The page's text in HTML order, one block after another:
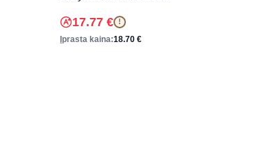
17.77 € !
Įprasta kaina:18.70 €